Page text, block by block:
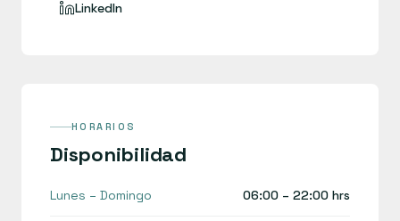
LinkedIn
HORARIOS
Disponibilidad
Lunes – Domingo 06:00 – 22:00 hrs